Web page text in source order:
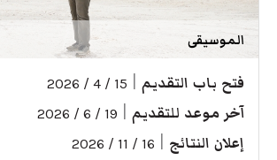
الموسيقى
فتح باب التقديم 15 / 4 / 2026
آخر موعد للتقديم 19 / 6 / 2026
إعلان النتائج 16 / 11 / 2026